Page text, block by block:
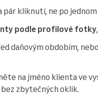
pár kliknutí, ne po jednom
podle profilové fotky
daňovým obdobím,
na jméno klienta ve
zbytečných oklik.